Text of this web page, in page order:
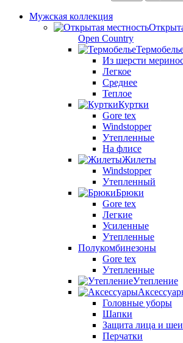
Мужская коллекция
Open Country
Из шерсти
Легкое
Среднее
Теплое
Куртки
Gore tex
Windstopper
Утепленные
На флисе
Жилеты
Windstopper
Утепленный
Брюки
Gore tex
Легкие
Усиленные
Утепленные
Полукомбинезоны
Gore tex
Утепленные
Утепление
Головные уборы
Шапки
Защита лица и шеи
Перчатки